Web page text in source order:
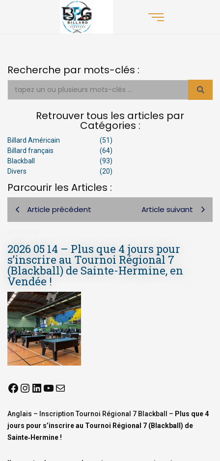
Recherche par mots-clés :
Retrouver tous les articles par
Catégories :
Billard Américain
(51)
Billard français
(64)
Blackball
(93)
Divers
(20)
Parcourir les Articles :
Article précédent Article suivant
2026 05 14 – Plus que 4 jours pour
s’inscrire au Tournoi Régional 7
(Blackball) de Sainte-Hermine, en
Vendée !
Anglais – Inscription Tournoi Régional 7 Blackball – Plus que 4
jours pour s’inscrire au Tournoi Régional 7 (Blackball) de
Sainte‑Hermine !